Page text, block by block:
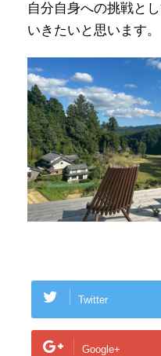
自分自身への挑戦と
いきたいと思います。
Twitter
Google+